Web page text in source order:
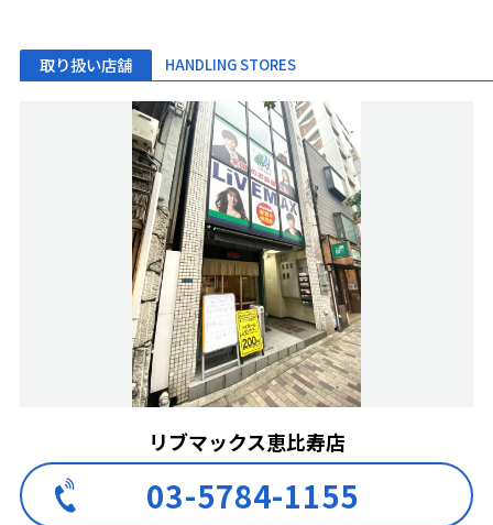
取り扱い店舗 HANDLING STORES
リブマックス恵比寿店
03-5784-1155